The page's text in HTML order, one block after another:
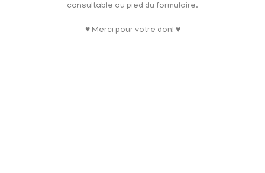
consultable au pied du formulaire.
♥ Merci pour votre don! ♥